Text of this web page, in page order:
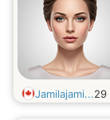
Jamilajami...29